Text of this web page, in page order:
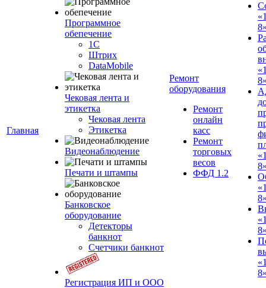
Главная
Программное
обепечение
1С
Штрих
DataMobile
Чековая лента и
этикетка
Чековая лента
Этикетка
Видеонаблюдение
Печати и штампы
Банковское
оборудование
Детекторы
банкнот
Счетчики банкнот
Регистрация ИП и ООО
Ремонт
оборудования
Ремонт
онлайн
касс
Ремонт
торговых
весов
ФФД 1.2